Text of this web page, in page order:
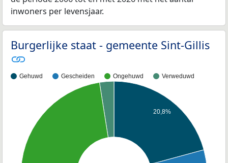
inwoners per levensjaar.
Burgerlijke staat - gemeente Sint-Gillis
Gehuwd Gescheiden Ongehuwd Verweduwd
20,8%